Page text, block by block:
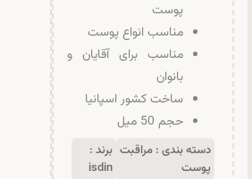
پوست
مناسب انواع پوست
مناسب برای آقایان و
بانوان
ساخت کشور اسپانیا
حجم 50 میل
دسته بندی : مراقبت
پوست
برند :
isdin